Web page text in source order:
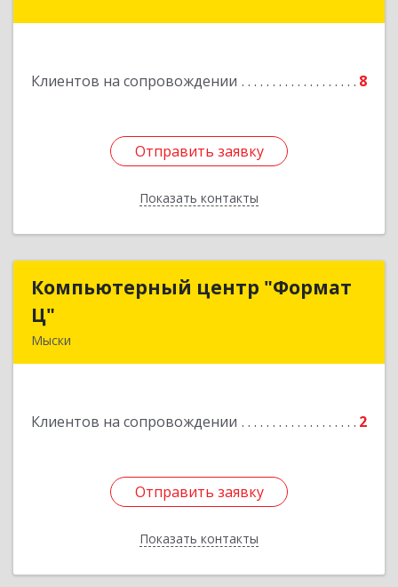
Клиентов на сопровождении 8
Отправить заявку
Показать контакты
Отправить заявку
Назад
Компьютерный центр "Формат
Ц"
Мыски
Клиентов на сопровождении 2
Отправить заявку
Показать контакты
Компьютерный центр "Формат
Подробнее
Отправить заявку
Назад